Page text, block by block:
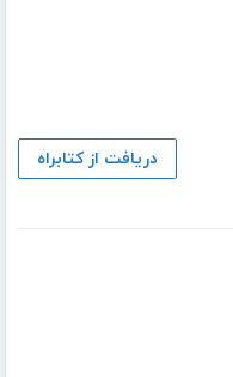
دریافت از کتابراه